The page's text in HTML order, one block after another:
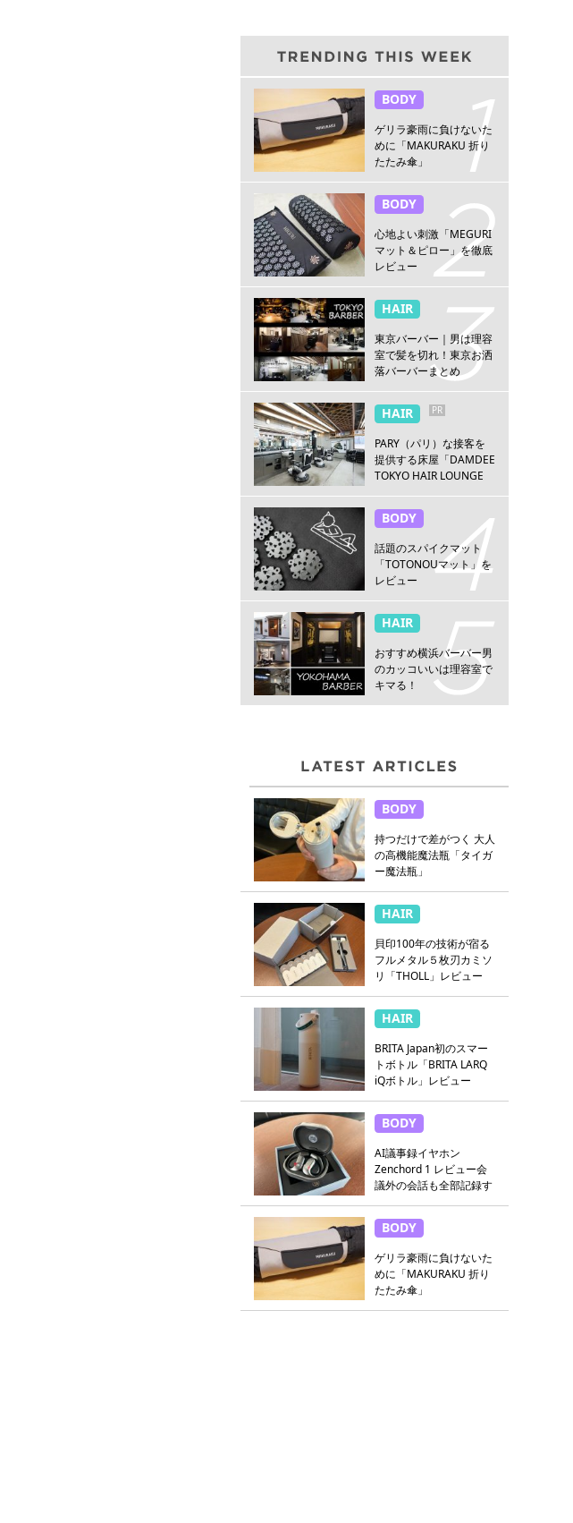
BODY
ゲリラ豪雨に負けないた
めに「MAKURAKU 折り
たたみ傘」
BODY
心地よい刺激「MEGURI
マット＆ピロー」を徹底
レビュー
HAIR
東京バーバー｜男は理容
室で髪を切れ！東京お洒
落バーバーまとめ
HAIR PR
PARY（パリ）な接客を
提供する床屋「DAMDEE
TOKYO HAIR LOUNGE
BODY
話題のスパイクマット
「TOTONOUマット」を
レビュー
HAIR
おすすめ横浜バーバー男
のカッコいいは理容室で
キマる！
BODY
持つだけで差がつく 大人
の高機能魔法瓶「タイガ
ー魔法瓶」
HAIR
貝印100年の技術が宿る
フルメタル５枚刃カミソ
リ「THOLL」レビュー
HAIR
BRITA Japan初のスマー
トボトル「BRITA LARQ
iQボトル」レビュー
BODY
AI議事録イヤホン
Zenchord 1 レビュー会
議外の会話も全部記録す
BODY
ゲリラ豪雨に負けないた
めに「MAKURAKU 折り
たたみ傘」